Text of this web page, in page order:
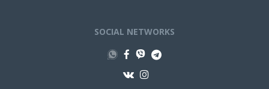
SOCIAL NETWORKS